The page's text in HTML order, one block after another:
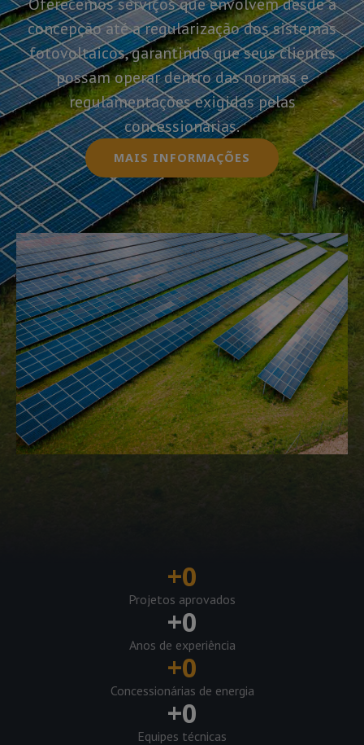
concepção até a regularização dos sistemas
fotovoltaicos, garantindo que seus clientes
possam operar dentro das normas e
regulamentações exigidas pelas
concessionárias.
MAIS INFORMAÇÕES
+0
Projetos aprovados
+0
Anos de experiência
+0
Concessionárias de energia
+0
Equipes técnicas